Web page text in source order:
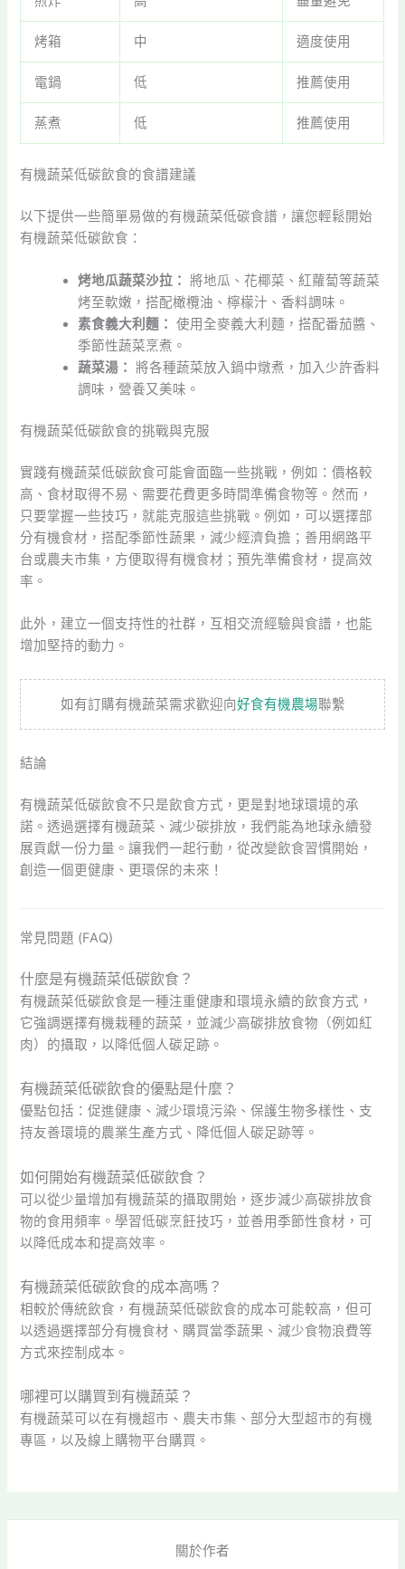
烤箱 中 適度使用
電鍋 低 推薦使用
蒸煮 低 推薦使用
有機蔬菜低碳飲食的食譜建議
以下提供一些簡單易做的有機蔬菜低碳食譜，讓您輕鬆開始
有機蔬菜低碳飲食：
烤地瓜蔬菜沙拉： 將地瓜、花椰菜、紅蘿蔔等蔬菜
烤至軟嫩，搭配橄欖油、檸檬汁、香料調味。
素食義大利麵： 使用全麥義大利麵，搭配番茄醬、
季節性蔬菜烹煮。
蔬菜湯： 將各種蔬菜放入鍋中燉煮，加入少許香料
調味，營養又美味。
有機蔬菜低碳飲食的挑戰與克服
實踐有機蔬菜低碳飲食可能會面臨一些挑戰，例如：價格較
高、食材取得不易、需要花費更多時間準備食物等。然而，
只要掌握一些技巧，就能克服這些挑戰。例如，可以選擇部
分有機食材，搭配季節性蔬果，減少經濟負擔；善用網路平
台或農夫市集，方便取得有機食材；預先準備食材，提高效
率。
此外，建立一個支持性的社群，互相交流經驗與食譜，也能
增加堅持的動力。
如有訂購有機蔬菜需求歡迎向好食有機農場聯繫
結論
有機蔬菜低碳飲食不只是飲食方式，更是對地球環境的承
諾。透過選擇有機蔬菜、減少碳排放，我們能為地球永續發
展貢獻一份力量。讓我們一起行動，從改變飲食習慣開始，
創造一個更健康、更環保的未來！
常見問題 (FAQ)
什麼是有機蔬菜低碳飲食？
有機蔬菜低碳飲食是一種注重健康和環境永續的飲食方式，
它強調選擇有機栽種的蔬菜，並減少高碳排放食物（例如紅
肉）的攝取，以降低個人碳足跡。
有機蔬菜低碳飲食的優點是什麼？
優點包括：促進健康、減少環境污染、保護生物多樣性、支
持友善環境的農業生產方式、降低個人碳足跡等。
如何開始有機蔬菜低碳飲食？
可以從少量增加有機蔬菜的攝取開始，逐步減少高碳排放食
物的食用頻率。學習低碳烹飪技巧，並善用季節性食材，可
以降低成本和提高效率。
有機蔬菜低碳飲食的成本高嗎？
相較於傳統飲食，有機蔬菜低碳飲食的成本可能較高，但可
以透過選擇部分有機食材、購買當季蔬果、減少食物浪費等
方式來控制成本。
哪裡可以購買到有機蔬菜？
有機蔬菜可以在有機超市、農夫市集、部分大型超市的有機
專區，以及線上購物平台購買。
關於作者